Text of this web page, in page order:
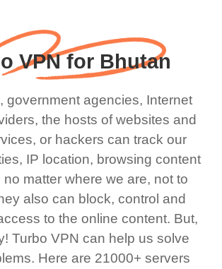
VPN for Bhutan
government agencies, Internet
the hosts of websites and
or hackers can track our
IP location, browsing content
matter where we are, not to
also can block, control and
to the online content. But,
Turbo VPN can help us solve
Here are 21000+ servers